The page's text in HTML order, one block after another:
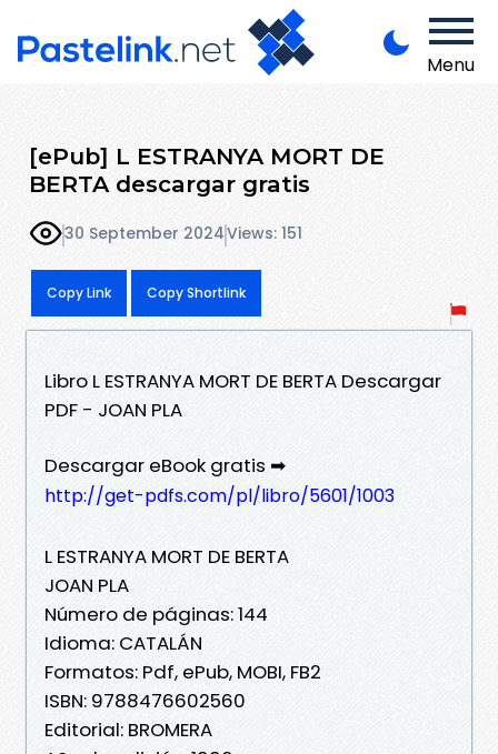
Menu
[ePub] L ESTRANYA MORT DE
BERTA descargar gratis
30 September 2024Views: 151
Copy Link Copy Shortlink
Libro L ESTRANYA MORT DE BERTA Descargar
PDF - JOAN PLA
Descargar eBook gratis ➡
http://get-pdfs.com/pl/libro/5601/1003
L ESTRANYA MORT DE BERTA
JOAN PLA
Número de páginas: 144
Idioma: CATALÁN
Formatos: Pdf, ePub, MOBI, FB2
ISBN: 9788476602560
Editorial: BROMERA